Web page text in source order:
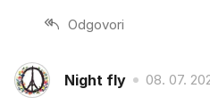
Odgovori
Night fly 08. 07.